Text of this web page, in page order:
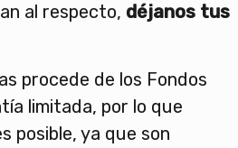
al respecto, déjanos tus
procede de los Fondos
limitada, por lo que
posible, ya que son